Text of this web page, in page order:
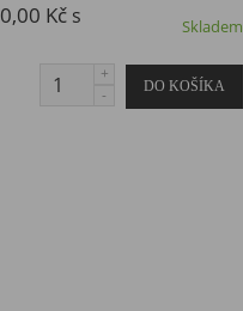
Kč s
Skladem